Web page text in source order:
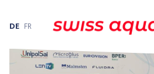
DE FR